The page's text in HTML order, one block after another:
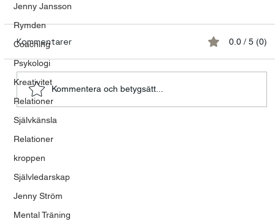
Jenny Jansson
Rymden
Coaching
Psykologi
Kreativitet
Relationer
Självkänsla
Relationer
kroppen
Självledarskap
Jenny Ström
Mental Träning
Modet att våga vara mänsklig
Kommentarer 0.0 / 5 (0)
Kommentera och betygsätt...